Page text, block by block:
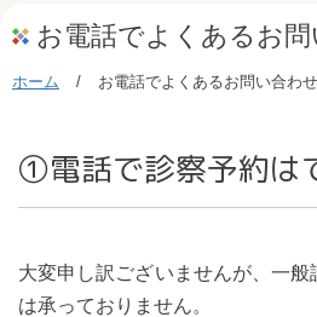
お電話でよくあるお
ホーム / お電話でよくあるお問い合わせ
①電話で診察予約は
大変申し訳ございませんが、一
は承っておりません。